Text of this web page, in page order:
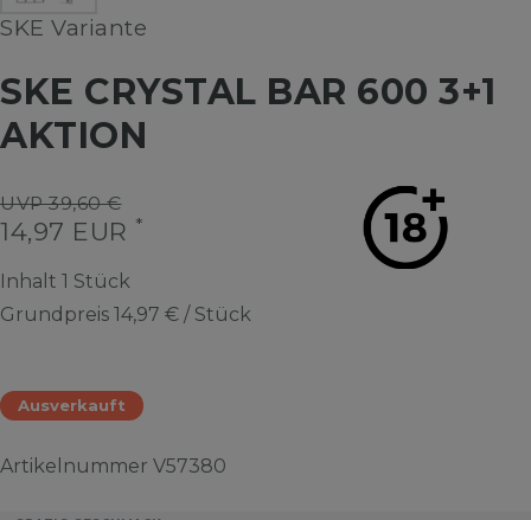
SKE Variante
SKE CRYSTAL BAR 600 3+1
AKTION
UVP 39,60 €
14,97 EUR *
Inhalt 1 Stück
Grundpreis 14,97 € / Stück
Ausverkauft
Artikelnummer V57380